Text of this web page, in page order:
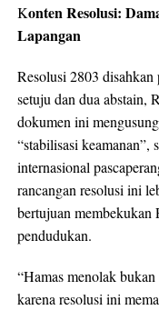
Konten Resolusi:
Lapangan
Resolusi 2803 disahkan
setuju dan dua abstain,
dokumen ini
“stabilisasi keamanan”,
internasional
rancangan resolusi ini
bertujuan membekukan
pendudukan.
“Hamas menolak
karena resolusi ini